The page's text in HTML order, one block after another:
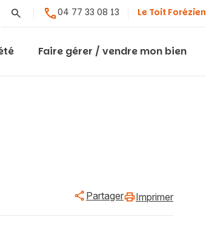
Rechercher04 77 33 08 13 Le Toit Forézien
Faire gérer / vendre mon bien
Partager Imprimer